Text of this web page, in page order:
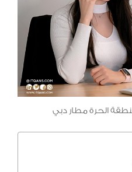
الحرة مطار دبي